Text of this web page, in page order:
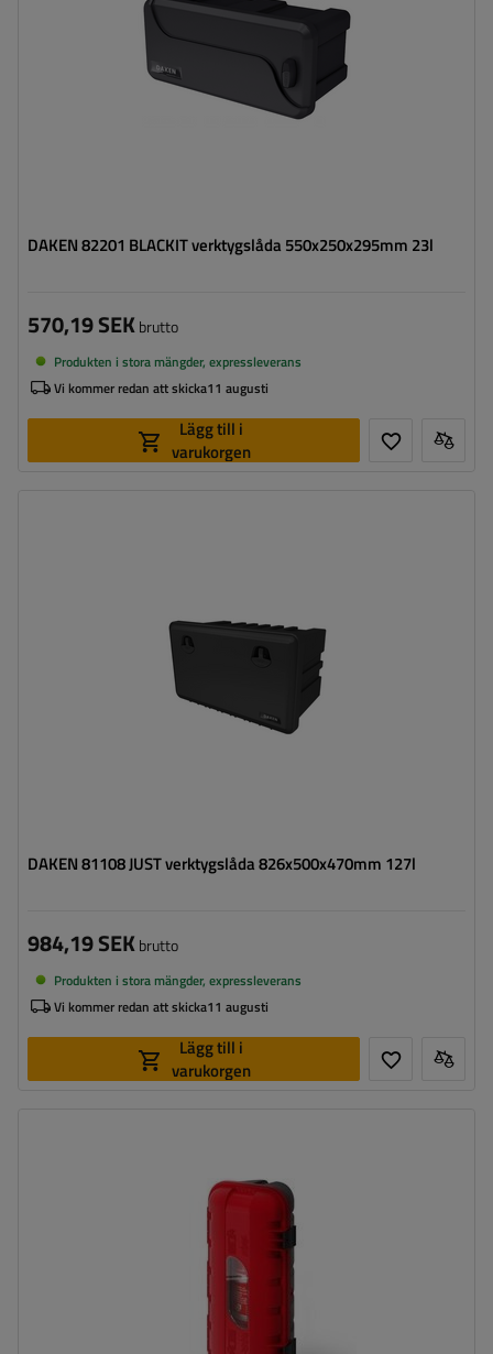
DAKEN 82201 BLACKIT verktygslåda 550x250x295mm 23l
Optimal belastning för verktygslådan: 20 kg
570,19 SEKbrutto
Produkten i stora mängder, expressleverans
Vi kommer redan att skicka11 augusti
Lägg till i
varukorgen
DAKEN 81108 JUST verktygslåda 826x500x470mm 127l
Optimal belastning för verktygslådan: 50 kg
984,19 SEKbrutto
Produkten i stora mängder, expressleverans
Vi kommer redan att skicka11 augusti
Lägg till i
varukorgen
287 mm
220 mm